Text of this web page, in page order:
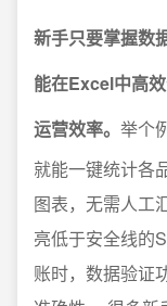
新手只要掌握数
能在Excel中高
运营效率。 举个
就能一键统计各
图表，无需人工
亮低于安全线的
账时，数据验证